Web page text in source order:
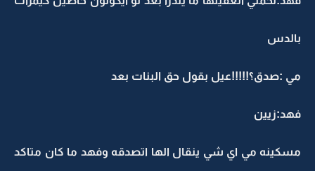
بالدس
مي :صدق؟!!!!!عيل بقول حق البنات بعد
فهد:زيين
مسكينه مي اي شي ينقال الها اتصدقه وفهد ما كان متاكد